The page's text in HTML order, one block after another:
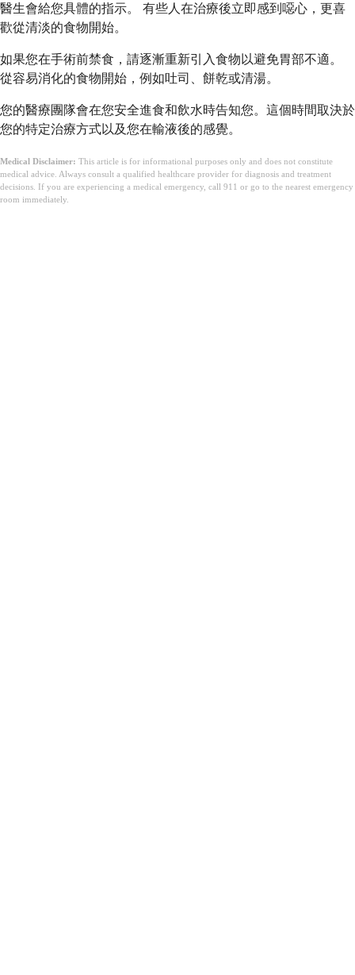
醫生會給您具體的指示。 有些人在治療後立即感到噁心，更喜
歡從清淡的食物開始。
如果您在手術前禁食，請逐漸重新引入食物以避免胃部不適。
從容易消化的食物開始，例如吐司、餅乾或清湯。
您的醫療團隊會在您安全進食和飲水時告知您。這個時間取決於
您的特定治療方式以及您在輸液後的感覺。
Medical Disclaimer: This article is for informational purposes only and does not constitute
medical advice. Always consult a qualified healthcare provider for diagnosis and treatment
decisions. If you are experiencing a medical emergency, call 911 or go to the nearest emergency
room immediately.